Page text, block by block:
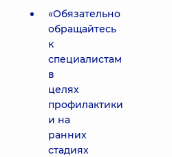
«Обязательно
обращайтесь
к
специалистам
в
целях
профилактики
и на
ранних
стадиях